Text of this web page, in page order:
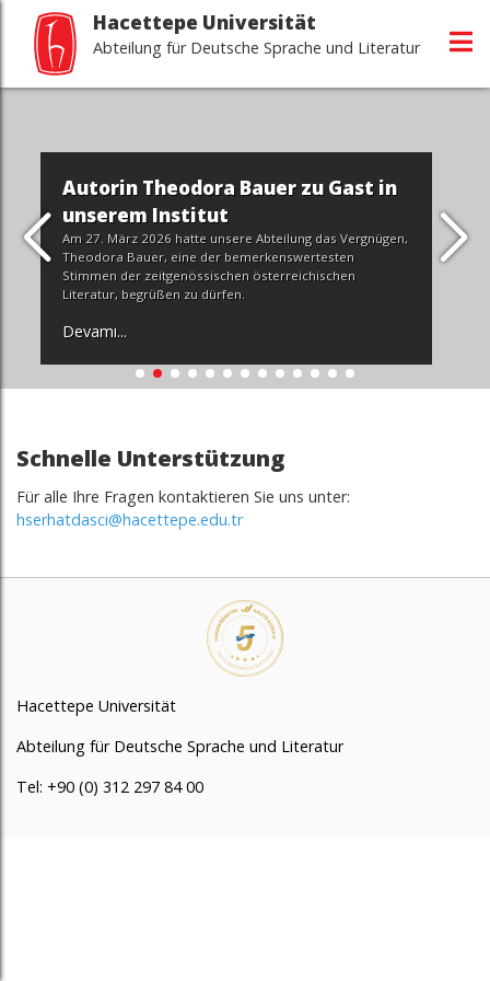
Hacettepe Universität
Abteilung für Deutsche Sprache und Literatur
Autorin Theodora Bauer zu Gast in
unserem Institut
Am 27. März 2026 hatte unsere Abteilung das Vergnügen,
Theodora Bauer, eine der bemerkenswertesten
Stimmen der zeitgenössischen österreichischen
Literatur, begrüßen zu dürfen.
Devamı...
Schnelle Unterstützung
Für alle Ihre Fragen kontaktieren Sie uns unter:
hserhatdasci@hacettepe.edu.tr
Hacettepe Universität
Abteilung für Deutsche Sprache und Literatur
Tel: +90 (0) 312 297 84 00